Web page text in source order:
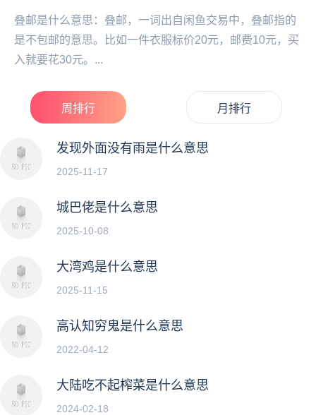
叠邮是什么意思：叠邮，一词出自闲鱼交易中，叠邮指的
是不包邮的意思。比如一件衣服标价20元，邮费10元，买
入就要花30元。...
周排行 月排行
发现外面没有雨是什么意思
2025-11-17
城巴佬是什么意思
2025-10-08
大湾鸡是什么意思
2025-11-15
高认知穷鬼是什么意思
2022-04-12
大陆吃不起榨菜是什么意思
2024-02-18